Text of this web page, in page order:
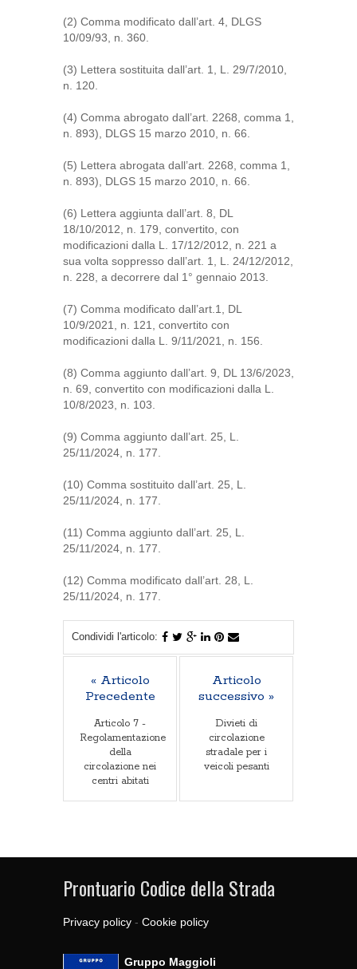
(2) Comma modificato dall’art. 4, DLGS
10/09/93, n. 360.
(3) Lettera sostituita dall’art. 1, L. 29/7/2010,
n. 120.
(4) Comma abrogato dall’art. 2268, comma 1,
n. 893), DLGS 15 marzo 2010, n. 66.
(5) Lettera abrogata dall’art. 2268, comma 1,
n. 893), DLGS 15 marzo 2010, n. 66.
(6) Lettera aggiunta dall’art. 8, DL
18/10/2012, n. 179, convertito, con
modificazioni dalla L. 17/12/2012, n. 221 a
sua volta soppresso dall’art. 1, L. 24/12/2012,
n. 228, a decorrere dal 1° gennaio 2013.
(7) Comma modificato dall’art.1, DL
10/9/2021, n. 121, convertito con
modificazioni dalla L. 9/11/2021, n. 156.
(8) Comma aggiunto dall’art. 9, DL 13/6/2023,
n. 69, convertito con modificazioni dalla L.
10/8/2023, n. 103.
(9) Comma aggiunto dall’art. 25, L.
25/11/2024, n. 177.
(10) Comma sostituito dall’art. 25, L.
25/11/2024, n. 177.
(11) Comma aggiunto dall’art. 25, L.
25/11/2024, n. 177.
(12) Comma modificato dall’art. 28, L.
25/11/2024, n. 177.
Condividi l'articolo:
« Articolo
Precedente
Articolo 7 -
Regolamentazione
della
circolazione nei
centri abitati
Articolo
successivo »
Divieti di
circolazione
stradale per i
veicoli pesanti
Prontuario Codice della Strada
Privacy policy - Cookie policy
Gruppo Maggioli